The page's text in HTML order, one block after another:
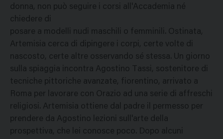
donna, non può seguire i corsi all'Accademia né
chiedere di
posare a modelli nudi maschili o femminili. Ostinata,
Artemisia cerca di dipingere i corpi, certe volte di
nascosto, certe altre osservando sé stessa. Un giorno
sulla spiaggia incontra Agostino Tassi, sostenitore di
tecniche pittoriche avanzate, fiorentino, arrivato a
Roma per lavorare con Orazio ad una serie di affreschi
religiosi. Artemisia ottiene dal padre il permesso per
prendere da Agostino lezioni sull'arte della
prospettiva, che lei conosce poco. Dopo alcuni